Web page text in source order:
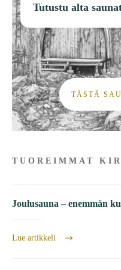
Tutustu alta
TÄSTÄ
TUOREIMMAT
Joulusauna – enemmän
Lue artikkeli